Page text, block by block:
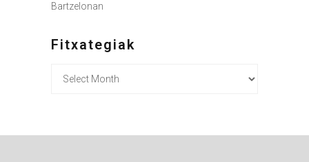
Bartzelonan
Fitxategiak
Fitxategiak